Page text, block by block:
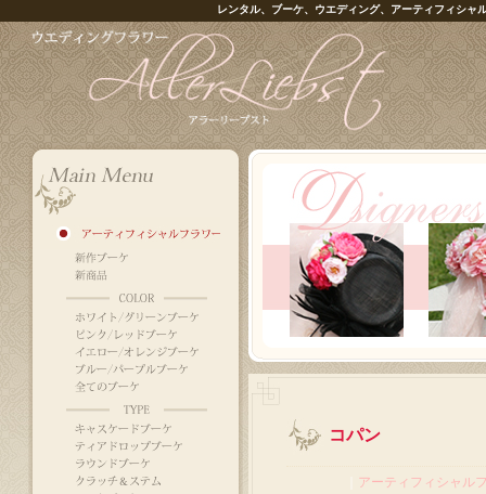
レンタル、ブーケ、ウエディング、アーティフィシャ
コパン
アーティフィシャル